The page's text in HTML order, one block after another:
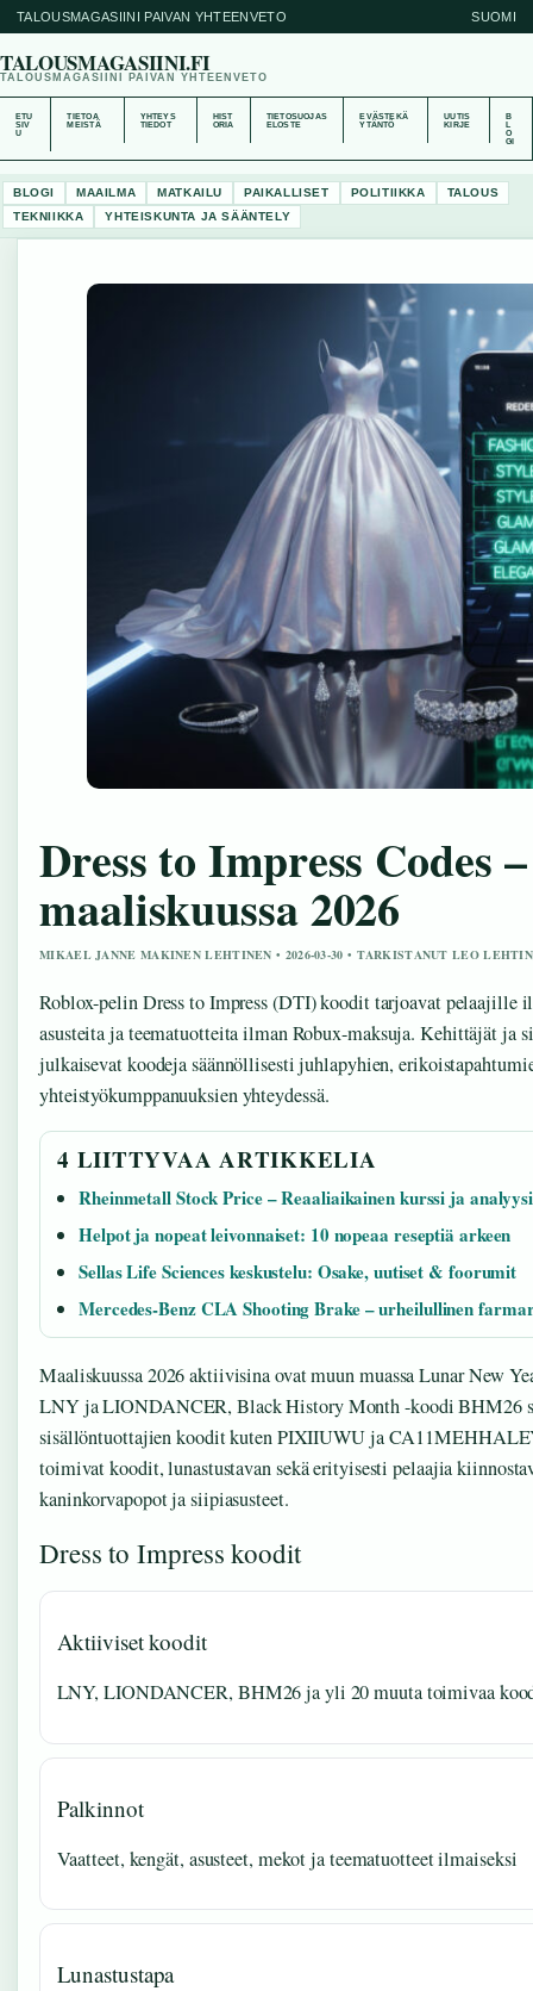
TALOUSMAGASIINI PAIVAN YHTEENVETO SUOMI
TALOUSMAGASIINI.FI
TALOUSMAGASIINI PAIVAN YHTEENVETO
ETU
SIV
U
TIETOA
MEISTÄ
YHTEYS
TIEDOT
HIST
ORIA
TIETOSUOJAS
ELOSTE
EVÄSTEKÄ
YTÄNTÖ
UUTIS
KIRJE
B
O
GI
BLOGI MAAILMA MATKAILU PAIKALLISET POLITIIKKA
TALOUS
TEKNIIKKA
YHTEISKUNTA JA SÄÄNTELY
Dress to Impress Codes
maaliskuussa 2026
MIKAEL JANNE MAKINEN LEHTINEN • 2026-03-30 • TARKISTANUT LEO
Roblox-pelin Dress to Impress (DTI) koodit tarjoavat pelaajille
asusteita ja teematuotteita ilman Robux-maksuja. Kehittäjät ja
julkaisevat koodeja säännöllisesti juhlapyhien,
yhteistyökumppanuuksien yhteydessä.
4 LIITTYVAA ARTIKKELIA
Rheinmetall Stock Price – Reaaliaikainen kurssi ja
Helpot ja nopeat leivonnaiset: 10 nopeaa reseptiä arkeen
Sellas Life Sciences keskustelu: Osake, uutiset & foorumit
Mercedes-Benz CLA Shooting Brake – urheilullinen
Maaliskuussa 2026 aktiivisina ovat muun muassa Lunar New
LNY ja LIONDANCER, Black History Month -koodi BHM26
sisällöntuottajien koodit kuten PIXIIUWU ja
toimivat koodit, lunastustavan sekä erityisesti pelaajia
kaninkorvapopot ja siipiasusteet.
Dress to Impress koodit
Aktiiviset koodit
LNY, LIONDANCER, BHM26 ja yli 20 muuta toimivaa
Palkinnot
Vaatteet, kengät, asusteet, mekot ja teematuotteet ilmaiseksi
Lunastustapa